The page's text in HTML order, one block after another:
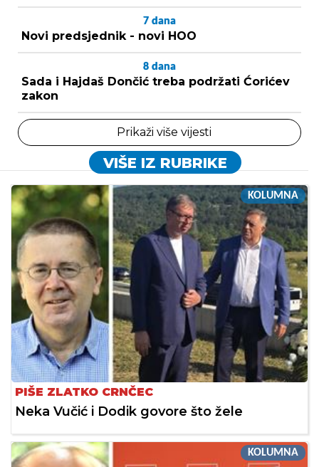
7 dana
Novi predsjednik - novi HOO
8 dana
Sada i Hajdaš Dončić treba podržati Ćorićev
zakon
Prikaži više vijesti
VIŠE IZ RUBRIKE
KOLUMNA
PIŠE ZLATKO CRNČEC
Neka Vučić i Dodik govore što žele
KOLUMNA